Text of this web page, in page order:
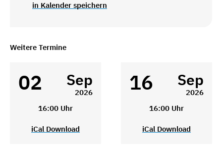
in Kalender speichern
Weitere Termine
02 Sep
2026
16:00 Uhr
iCal Download
16 Sep
2026
16:00 Uhr
iCal Download